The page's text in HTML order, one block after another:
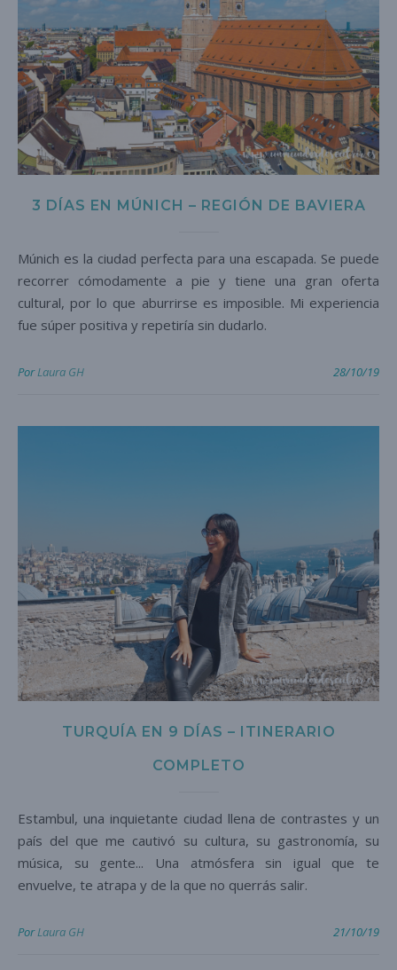
3 DÍAS EN MÚNICH – REGIÓN DE BAVIERA
Múnich es la ciudad perfecta para una escapada. Se puede
recorrer cómodamente a pie y tiene una gran oferta
cultural, por lo que aburrirse es imposible. Mi experiencia
fue súper positiva y repetiría sin dudarlo.
PorLaura GH 28/10/19
TURQUÍA EN 9 DÍAS – ITINERARIO
COMPLETO
Estambul, una inquietante ciudad llena de contrastes y un
país del que me cautivó su cultura, su gastronomía, su
música, su gente... Una atmósfera sin igual que te
envuelve, te atrapa y de la que no querrás salir.
PorLaura GH 21/10/19